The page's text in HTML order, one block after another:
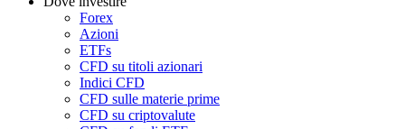
Forex
Azioni
ETFs
CFD su titoli azionari
Indici CFD
CFD sulle materie prime
CFD su criptovalute